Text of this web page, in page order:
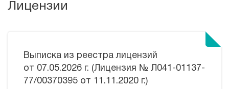
Лицензии
Выписка из реестра лицензий
от 07.05.2026 г. (Лицензия № Л041-01137-
77/00370395 от 11.11.2020 г.)